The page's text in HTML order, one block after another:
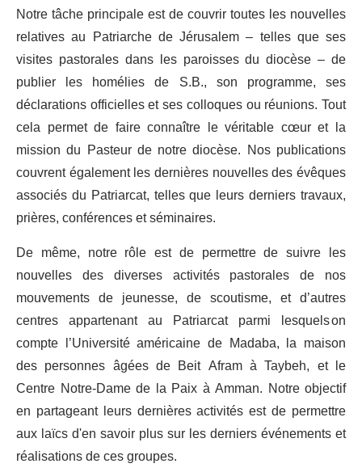
Notre tâche principale est de couvrir toutes les nouvelles
relatives au Patriarche de Jérusalem – telles que ses
visites pastorales dans les paroisses du diocèse – de
publier les homélies de S.B., son programme, ses
déclarations officielles et ses colloques ou réunions. Tout
cela permet de faire connaître le véritable cœur et la
mission du Pasteur de notre diocèse. Nos publications
couvrent également les dernières nouvelles des évêques
associés du Patriarcat, telles que leurs derniers travaux,
prières, conférences et séminaires.
De même, notre rôle est de permettre de suivre les
nouvelles des diverses activités pastorales de nos
mouvements de jeunesse, de scoutisme, et d’autres
centres appartenant au Patriarcat parmi lesquels on
compte l’Université américaine de Madaba, la maison
des personnes âgées de Beit Afram à Taybeh, et le
Centre Notre-Dame de la Paix à Amman. Notre objectif
en partageant leurs dernières activités est de permettre
aux laïcs d'en savoir plus sur les derniers événements et
réalisations de ces groupes.